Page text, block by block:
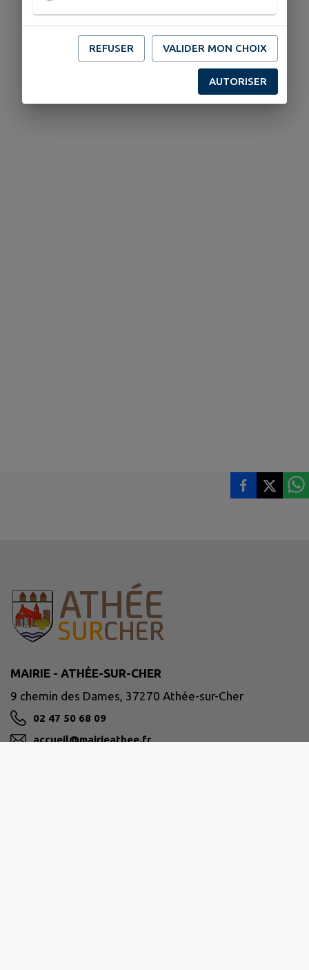
MAIRIE - ATHÉE-SUR-CHER
9 chemin des Dames, 37270 Athée-sur-Cher
02 47 50 68 09
accueil@mairieathee.fr
REFUSER VALIDER MON CHOIX
AUTORISER